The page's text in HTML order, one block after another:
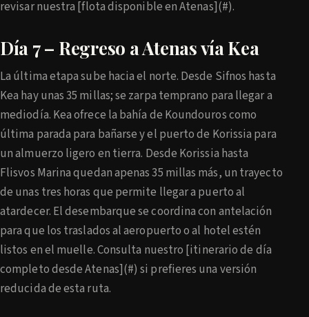
revisar nuestra [flota disponible en Atenas](#).
Día 7 – Regreso a Atenas vía Kea
La última etapa sube hacia el norte. Desde Sifnos hasta
Kea hay unas 35 millas; se zarpa temprano para llegar a
mediodía. Kea ofrece la bahía de Koundouros como
última parada para bañarse y el puerto de Korissia para
un almuerzo ligero en tierra. Desde Korissia hasta
Flisvos Marina quedan apenas 35 millas más, un trayecto
de unas tres horas que permite llegar a puerto al
atardecer. El desembarque se coordina con antelación
para que los traslados al aeropuerto o al hotel estén
listos en el muelle. Consulta nuestro [itinerario de día
completo desde Atenas](#) si prefieres una versión
reducida de esta ruta.